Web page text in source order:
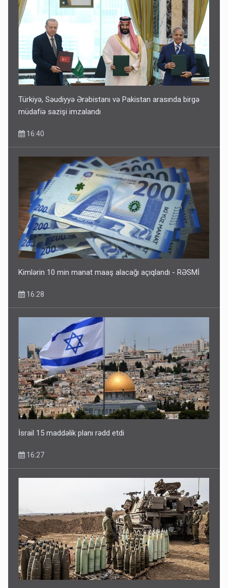
Türkiyə, Səudiyyə Ərəbistanı və Pakistan arasında birgə
müdafiə sazişi imzalandı
16:40
Kimlərin 10 min manat maaş alacağı açıqlandı - RƏSMİ
16:28
İsrail 15 maddəlik planı rədd etdi
16:27